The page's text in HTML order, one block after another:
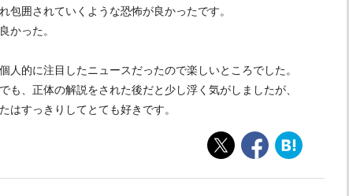
囲されていくような恐怖が良かったです。
かった。
的に注目したニュースだったので楽しいところでした。
、正体の解説をされた後だと少し浮く気がしましたが、
すっきりしてとても好きです。